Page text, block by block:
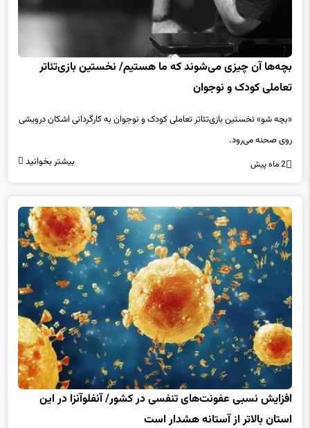
بچه‌ها آن چیزی می‌شوند که ما هستیم/ نخستین بازی‌تئاتر
تعاملی کودک و نوجوان
روی صحنه می‌رود.
2 ماه پیش
افزایش نسبی عفونت‌های تنفسی در کشور/ آنفلوآنزا در این
استان بالاتر از آستانه هشدار است